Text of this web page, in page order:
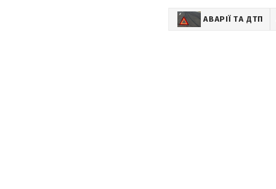
АВАРІЇ ТА ДТП